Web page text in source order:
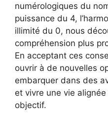
numérologiques du
puissance du 4,
illimité du 0, nous
compréhension plus
En acceptant ces
ouvrir à de nouvelles
embarquer dans des
et vivre une vie
objectif.